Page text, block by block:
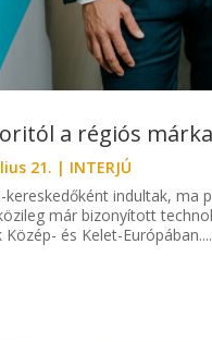
a régiós
21. | INTERJÚ
kereskedőként indultak, ma
már bizonyított
Közép- és Kelet-Európában....